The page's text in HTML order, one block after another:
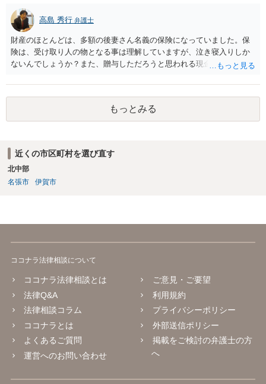
見書にその旨を記載して提出しておけば良いかも知れません。 後見人
としても、関わりを拒否している親族にあえて連絡をしてくる可能性
は低いと考えられます。 以上、ご参考になさってください。
高島 秀行 弁護士
財産のほとんどは、多額の後妻さん名義の保険になっていました。保
険は、受け取り人の物となる事は理解していますが、泣き寝入りしか
ないんでしょうか？また、贈与しただろうと思われる現金の引き出し
うか？ 保険は原則として受取人のものですが、遺産全体での保険金
の割合が高い場合、掛け金が一括払いで、保険金が掛け金の額と同様
の額の場合などは特別受益として遺留分の対象となる可能性がありま
す。 多額の現金の引き出しは、相手に渡ったかどうか、そのとき父
もっとみる
近くの市区町村を選び直す
北中部
名張市
伊賀市
ココナラ法律相談について
ココナラ法律相談とは
法律Q&A
法律相談コラム
ココナラとは
よくあるご質問
運営へのお問い合わせ
ご意見・ご要望
利用規約
プライバシーポリシー
外部送信ポリシー
掲載をご検討の弁護士の方
へ